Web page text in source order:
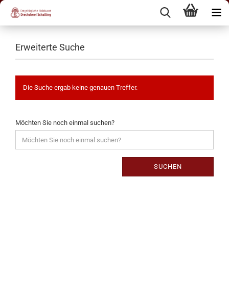
Erweiterte Suche
Die Suche ergab keine genauen Treffer.
Möchten Sie noch einmal suchen?
SUCHEN